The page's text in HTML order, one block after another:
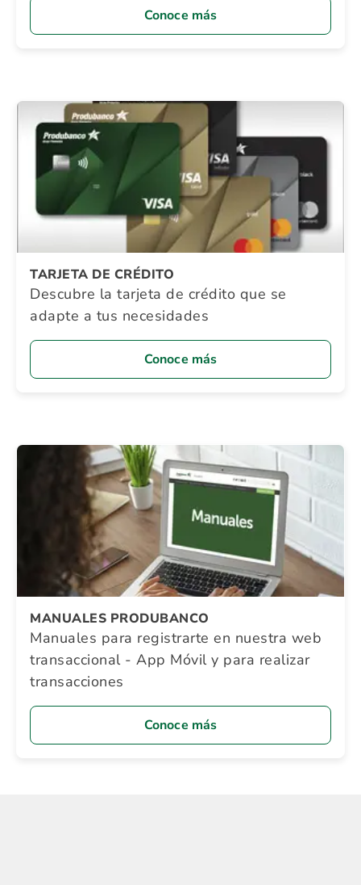
Conoce más
TARJETA DE CRÉDITO
Descubre la tarjeta de crédito que se
adapte a tus necesidades
Conoce más
MANUALES PRODUBANCO
Manuales para registrarte en nuestra web
transaccional - App Móvil y para realizar
transacciones
Conoce más